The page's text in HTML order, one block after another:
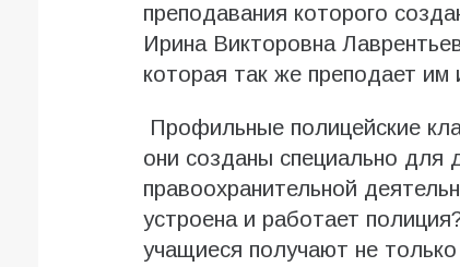
преподавания которого
Ирина Викторовна
которая так же преподает
Профильные полицейские
они созданы специально для
правоохранительной
устроена и работает
учащиеся получают не только